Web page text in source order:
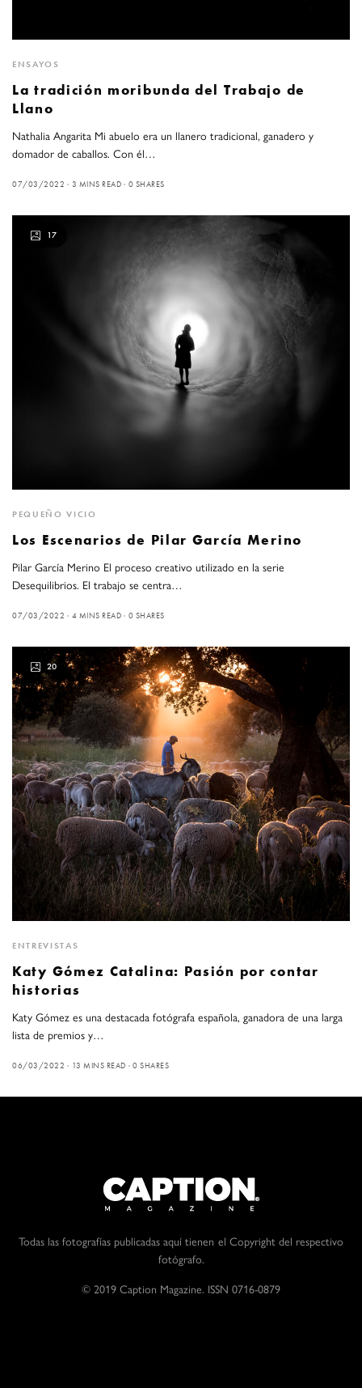
ENSAYOS
La tradición moribunda del Trabajo de
Llano
Nathalia Angarita Mi abuelo era un llanero tradicional, ganadero y
domador de caballos. Con él…
07/03/2022 3 MINS READ 0 SHARES
17
PEQUEÑO VICIO
Los Escenarios de Pilar García Merino
Pilar García Merino El proceso creativo utilizado en la serie
Desequilibrios. El trabajo se centra…
07/03/2022 4 MINS READ 0 SHARES
20
ENTREVISTAS
Katy Gómez Catalina: Pasión por contar
historias
Katy Gómez es una destacada fotógrafa española, ganadora de una larga
lista de premios y…
06/03/2022 13 MINS READ 0 SHARES
Todas las fotografías publicadas aquí tienen el Copyright del respectivo
fotógrafo.
© 2019 Caption Magazine. ISSN 0716-0879